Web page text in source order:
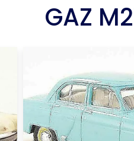
GAZ